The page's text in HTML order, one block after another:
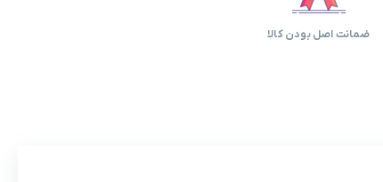
ضمانت اصل بودن کالا